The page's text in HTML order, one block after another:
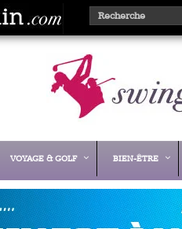
VOYAGE & GOLF BIEN-ÊTRE